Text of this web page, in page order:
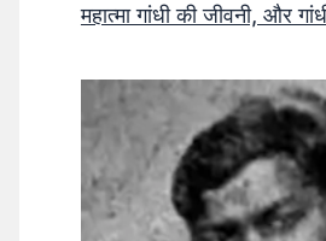
महात्मा गांधी की जीवनी, और